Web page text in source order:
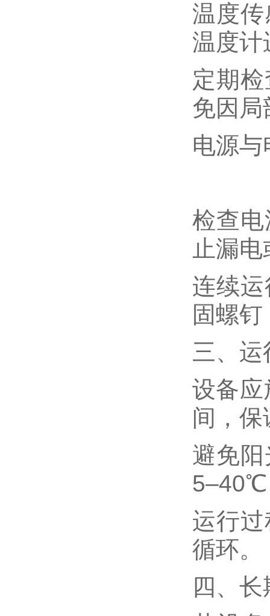
温度
温度
定期
免因局
电源
检查
止漏
连续
固螺
三、
设备应
间，
避免
5–40℃
运行
循环。
四、